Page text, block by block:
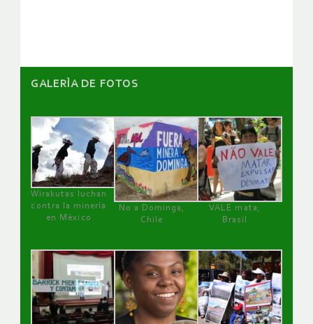
GALERÌA DE FOTOS
Wirakutas luchan
contra la minería
en México
No a Dominga,
Chile
VALE mata,
Brasil